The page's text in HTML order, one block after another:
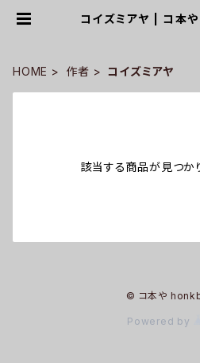
コイズミアヤ | コ本
HOME 作者 コイズミアヤ
該当する商品が見つか
© コ本や
Powered by